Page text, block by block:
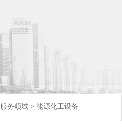
服务领域 > 能源化工设备